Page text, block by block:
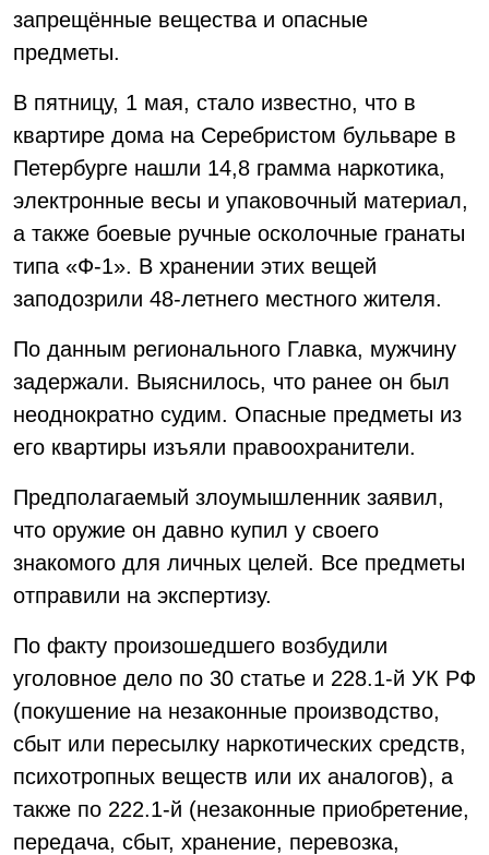
запрещённые вещества и опасные
предметы.
В пятницу, 1 мая, стало известно, что в
квартире дома на Серебристом бульваре в
Петербурге нашли 14,8 грамма наркотика,
электронные весы и упаковочный материал,
а также боевые ручные осколочные гранаты
типа «Ф-1». В хранении этих вещей
заподозрили 48-летнего местного жителя.
По данным регионального Главка, мужчину
задержали. Выяснилось, что ранее он был
неоднократно судим. Опасные предметы из
его квартиры изъяли правоохранители.
Предполагаемый злоумышленник заявил,
что оружие он давно купил у своего
знакомого для личных целей. Все предметы
отправили на экспертизу.
По факту произошедшего возбудили
уголовное дело по 30 статье и 228.1-й УК РФ
(покушение на незаконные производство,
сбыт или пересылку наркотических средств,
психотропных веществ или их аналогов), а
также по 222.1-й (незаконные приобретение,
передача, сбыт, хранение, перевозка,